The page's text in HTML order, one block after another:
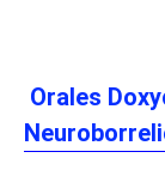
Orales